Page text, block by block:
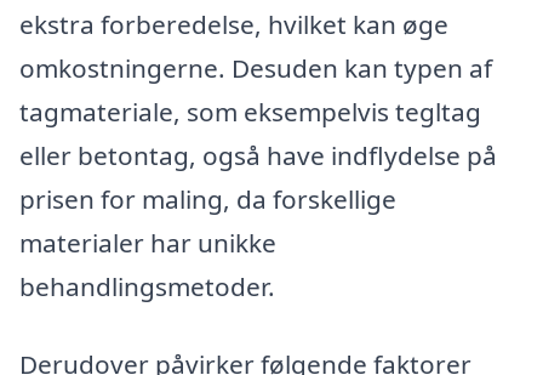
ekstra forberedelse, hvilket kan øge
omkostningerne. Desuden kan typen af
tagmateriale, som eksempelvis tegltag
eller betontag, også have indflydelse på
prisen for maling, da forskellige
materialer har unikke
behandlingsmetoder.
Derudover påvirker følgende faktorer